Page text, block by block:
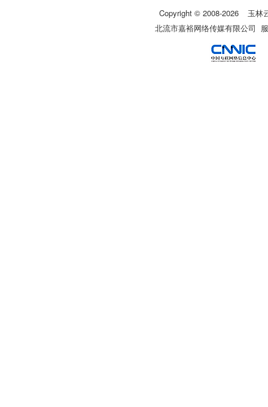
Copyright © 2008-2026
玉林
北流市嘉裕网络传媒有限公司